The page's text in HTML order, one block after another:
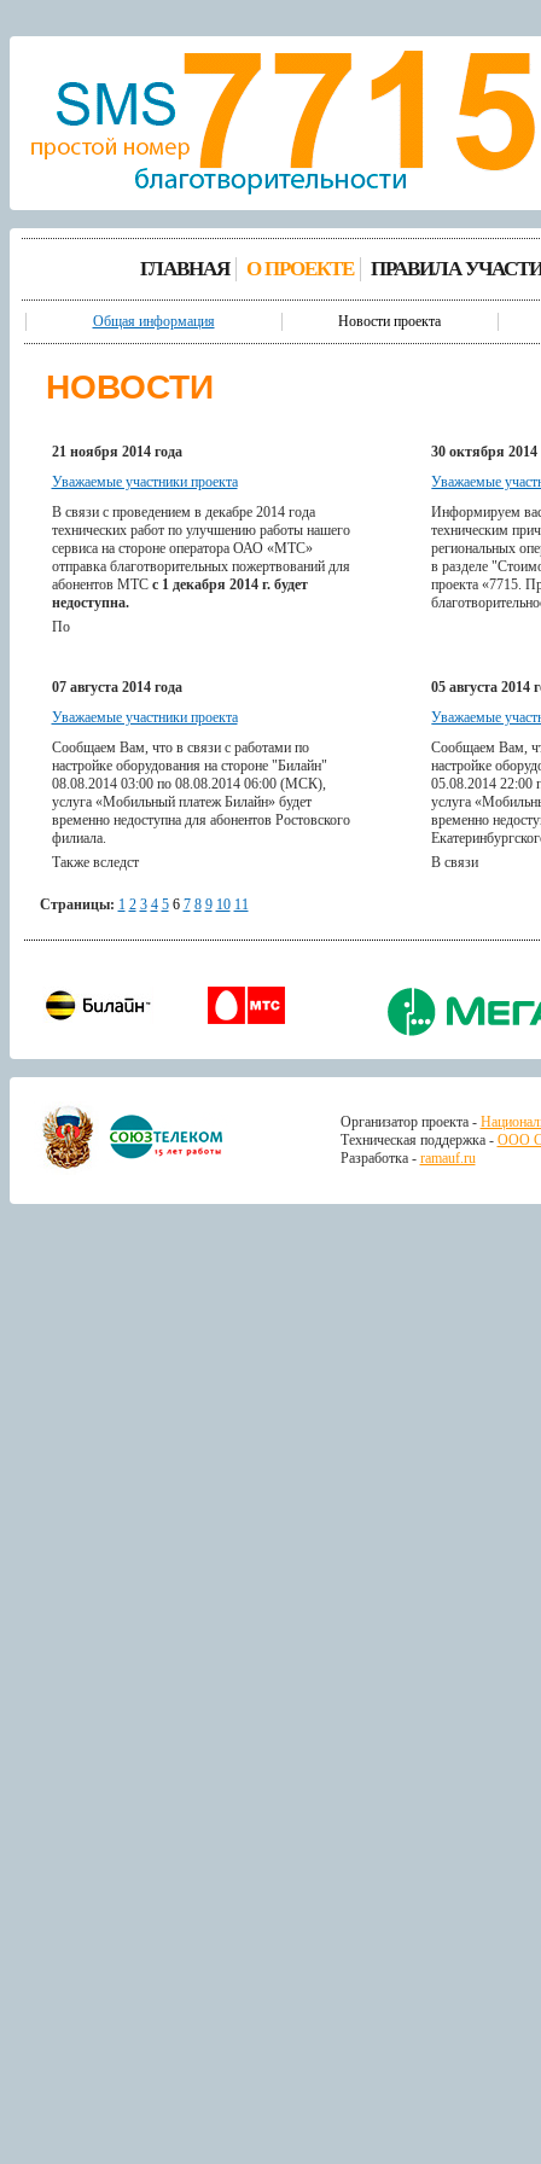
ГЛАВНАЯ О ПРОЕКТЕ ПРАВИЛА
Общая информация Новости проекта
НОВОСТИ
21 ноября 2014 года
Уважаемые участники проекта
В связи с проведением в декабре 2014 года
технических работ по улучшению работы нашего
сервиса на стороне оператора ОАО «МТС»
отправка благотворительных пожертвований для
абонентов МТС с 1 декабря 2014 г. будет
недоступна.
По
30 октября 2014
Уважаемые
Информируем
техническим
региональных
в разделе
проекта «7715.
07 августа 2014 года
Уважаемые участники проекта
Сообщаем Вам, что в связи с работами по
настройке оборудования на стороне "Билайн"
08.08.2014 03:00 по 08.08.2014 06:00 (МСК),
услуга «Мобильный платеж Билайн» будет
временно недоступна для абонентов Ростовского
филиала.
Также вследст
05 августа 2014
Уважаемые
Сообщаем Вам,
настройке
05.08.2014
услуга
временно
В связи
Страницы: 1 2 3 4 5 6 7 8 9 10 11
Организатор проекта -
Техническая поддержка - ООО
Разработка - ramauf.ru